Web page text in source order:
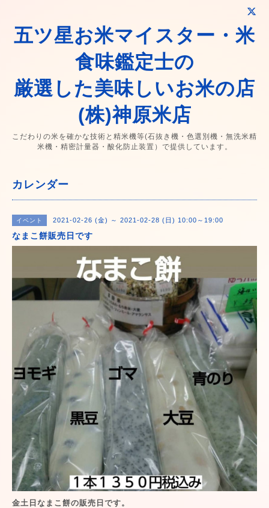
五ツ星お米マイスター・米
食味鑑定士の
厳選した美味しいお米の店
(株)神原米店
こだわりの米を確かな技術と精米機等(石抜き機・色選別機・無洗米精
米機・精密計量器・酸化防止装置）で提供しています。
カレンダー
イベント 2021-02-26 (金) ～ 2021-02-28 (日) 10:00～19:00
なまこ餅販売日です
金土日なまこ餅の販売日です。